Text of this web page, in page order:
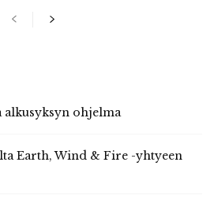
alkusyksyn ohjelma
Earth, Wind & Fire -yhtyeen